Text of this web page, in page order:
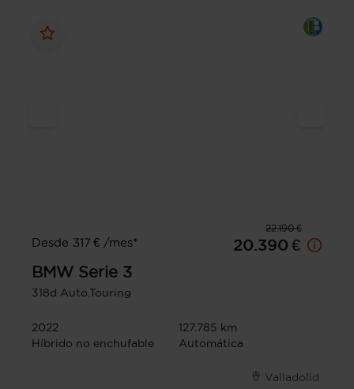
22.190 €
Desde 317 € /mes*
20.390 €
BMW Serie 3
318d Auto.Touring
2022
127.785 km
Híbrido no enchufable
Automática
Valladolid